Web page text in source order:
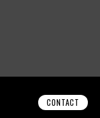
CONTACT